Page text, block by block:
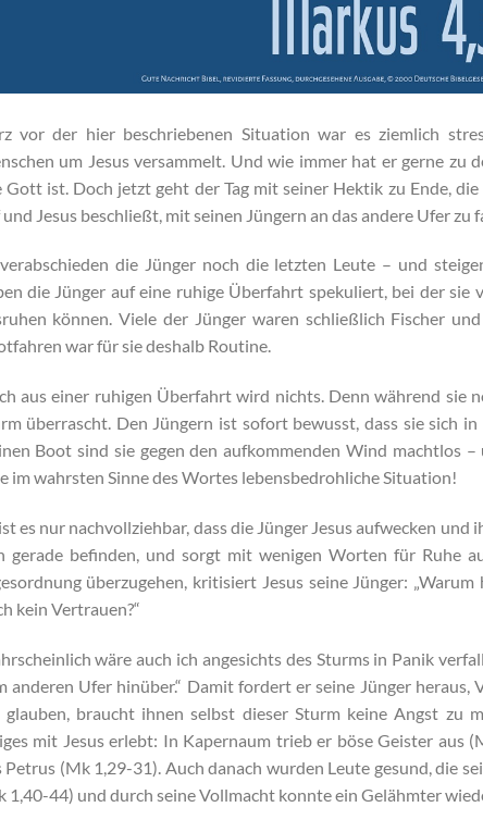
vor der hier beschriebenen Situation war es ziemlich
um Jesus versammelt. Und wie immer hat er gerne zu
Gott ist. Doch jetzt geht der Tag mit seiner Hektik zu Ende,
Jesus beschließt, mit seinen Jüngern an das andere Ufer zu
die Jünger noch die letzten Leute – und
die Jünger auf eine ruhige Überfahrt spekuliert, bei der sie
können. Viele der Jünger waren schließlich Fischer
war für sie deshalb Routine.
aus einer ruhigen Überfahrt wird nichts. Denn während sie
überrascht. Den Jüngern ist sofort bewusst, dass sie sich
Boot sind sie gegen den aufkommenden Wind machtlos
im wahrsten Sinne des Wortes lebensbedrohliche Situation!
es nur nachvollziehbar, dass die Jünger Jesus aufwecken
gerade befinden, und sorgt mit wenigen Worten für Ruhe
überzugehen, kritisiert Jesus seine Jünger:
kein Vertrauen?“
wäre auch ich angesichts des Sturms in Panik
anderen Ufer hinüber.“ Damit fordert er seine Jünger heraus,
glauben, braucht ihnen selbst dieser Sturm keine Angst zu
mit Jesus erlebt: In Kapernaum trieb er böse Geister aus
Petrus (Mk 1,29-31). Auch danach wurden Leute gesund, die
1,40-44) und durch seine Vollmacht konnte ein Gelähmter